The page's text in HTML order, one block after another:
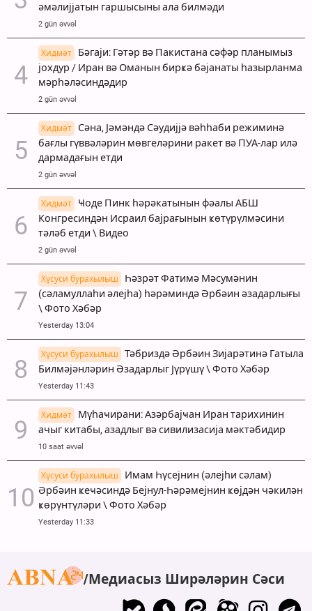
әмәлијјатын гаршысыны ала билмәди
2 gün əvvəl
Хидмәт
Бәгаји: Гәтәр вә Пакистана сәфәр планымыз
јохдур / Иран вә Оманын бирҝә бәјанаты һазырланма
мәрһәләсиндәдир
2 gün əvvəl
Хидмәт
Сәна, Јәмәндә Сәудијјә вәһһаби режиминә
бағлы гүввәләрин мөвгеләрини ракет вә ПУА-лар илә
дармадағын етди
2 gün əvvəl
Хидмәт
Ҹоде Пинк һәрәкатынын фәалы АБШ
Конгресиндән Исраил бајрағынын ҝөтүрүлмәсини
тәләб етди \ Видео
2 gün əvvəl
Хүсуси бурахылыш
Һәзрәт Фатимә Мәсумәнин
(сәламуллаһи әлејһа) һәрәминдә Әрбәин әзадарлығы
\ Фото Хәбәр
Yesterday 13:04
Хүсуси бурахылыш
Тәбриздә Әрбәин Зијарәтинә Гатыла
Билмәјәнләрин Әзадарлыг Јүрүшү \ Фото Хәбәр
Yesterday 11:43
Хидмәт
Мүһаҹирани: Азәрбајҹан Иран тарихинин
ачыг китабы, азадлыг вә сивилизасија мәктәбидир
10 saat əvvəl
Хүсуси бурахылыш
Имам Һүсејнин (әлејһи сәлам)
Әрбәин ҝеҹәсиндә Бејнул-Һәрәмејнин ҝөјдән чәкилән
ҝөрүнтүләри \ Фото Хәбәр
Yesterday 11:33
Медиасыз Ширәләрин Сәси